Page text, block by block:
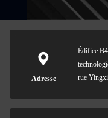
Adresse
Édifice
rue